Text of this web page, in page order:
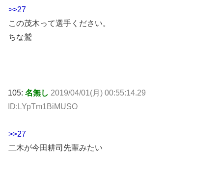
>>27
この茂木って選手ください。
ちな鷲
105: 名無し 2019/04/01(月) 00:55:14.29
ID:LYpTm1BiMUSO
>>27
二木が今田耕司先輩みたい